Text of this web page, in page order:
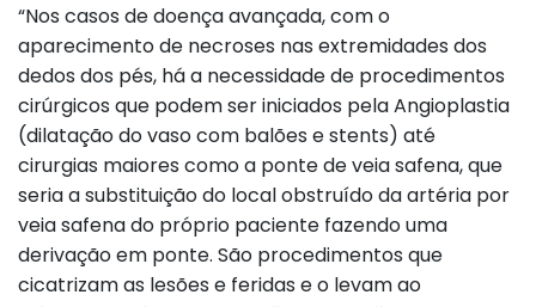
“Nos casos de doença avançada, com o
aparecimento de necroses nas extremidades dos
dedos dos pés, há a necessidade de procedimentos
cirúrgicos que podem ser iniciados pela Angioplastia
(dilatação do vaso com balões e stents) até
cirurgias maiores como a ponte de veia safena, que
seria a substituição do local obstruído da artéria por
veia safena do próprio paciente fazendo uma
derivação em ponte. São procedimentos que
cicatrizam as lesões e feridas e o levam ao